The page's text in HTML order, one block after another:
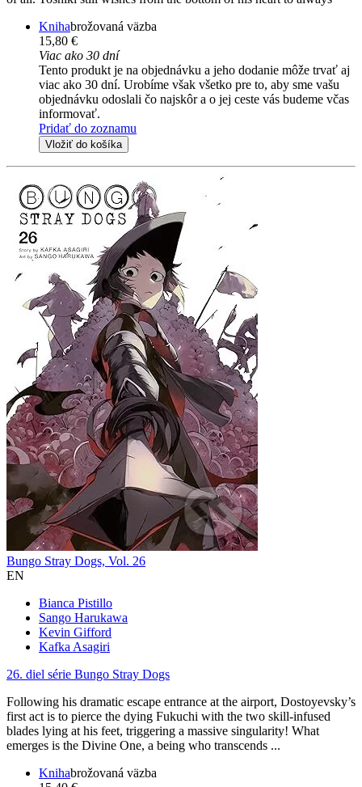
Knihabrožovaná väzba
15,80 €
Viac ako 30 dní
Tento produkt je na objednávku a jeho dodanie môže trvať aj
viac ako 30 dní. Urobíme však všetko pre to, aby sme vašu
objednávku odoslali čo najskôr a o jej ceste vás budeme včas
informovať.
Pridať do zoznamu
Vložiť do košíka
Bungo Stray Dogs, Vol. 26
EN
Bianca Pistillo
Sango Harukawa
Kevin Gifford
Kafka Asagiri
26. diel série Bungo Stray Dogs
Following his dramatic escape entrance at the airport, Dostoyevsky’s
first act is to pierce the dying Fukuchi with the two skill-infused
blades lying at his feet, triggering a massive singularity! What
emerges is the Divine One, a being who transcends ...
Knihabrožovaná väzba